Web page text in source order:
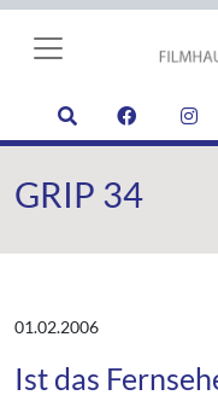
GRIP 34
01.02.2006
Ist das